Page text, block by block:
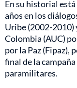
En su historial
años en los
Uribe (2002-2010)
Colombia (AUC)
por la Paz (Fipaz),
final de la
paramilitares.